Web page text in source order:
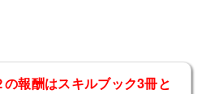
の報酬はスキルブック3冊と